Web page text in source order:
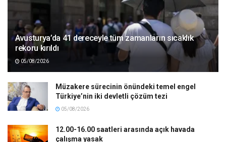
Avusturya’da 41 dereceyle tüm zamanların sıcaklık
rekoru kırıldı
05/08/2026
Müzakere sürecinin önündeki temel engel
Türkiye’nin iki devletli çözüm tezi
05/08/2026
12.00-16.00 saatleri arasında açık havada
çalışma yasak